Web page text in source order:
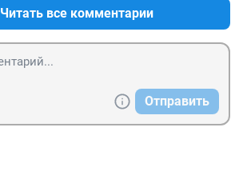
Читать все комментарии
Отправить